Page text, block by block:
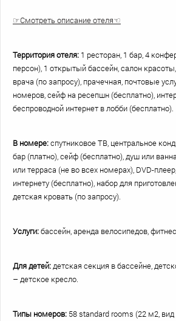
☞Смотреть описание отеля☜
Территория отеля: 1 ресторан, 1 бар, 4
персон), 1 открытый бассейн, салон
врача (по запросу), прачечная, почтовые
номеров, сейф на ресепшн (бесплатно),
беспроводной интернет в лобби (бесплатно).
В номере:спутниковое ТВ, центральное
бар (платно), сейф (бесплатно), душ или
или терраса (не во всех номерах), DVD-
интернету (бесплатно), набор для
детская кровать (по запросу).
Услуги:бассейн, аренда велосипедов,
Для детей:детская секция в бассейне,
– детское кресло.
Типы номеров: 58 standard rooms (22 м2, вид